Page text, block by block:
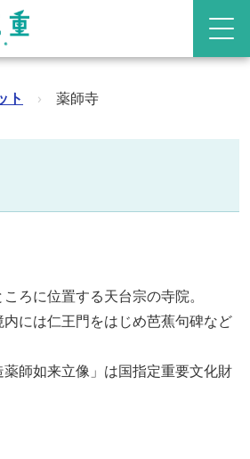
ト › 薬師寺
ろに位置する天台宗の寺院。
には仁王門をはじめ芭蕉句碑など
師如来立像」は国指定重要文化財